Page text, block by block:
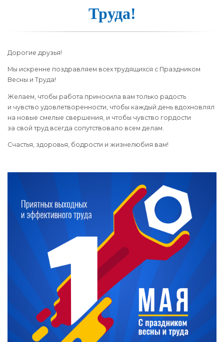
Тру­да!
Дорогие друзья!
Мы искренне поздравляем всех трудящихся с Праздником
Весны и Труда!
Желаем, чтобы работа приносила вам только радость
и чувство удовлетворенности, чтобы каждый день вдохновлял
на новые смелые свершения, и чтобы чувство гордости
за свой труд всегда сопутствовало всем делам.
Счастья, здоровья, бодрости и жизнелюбия вам!